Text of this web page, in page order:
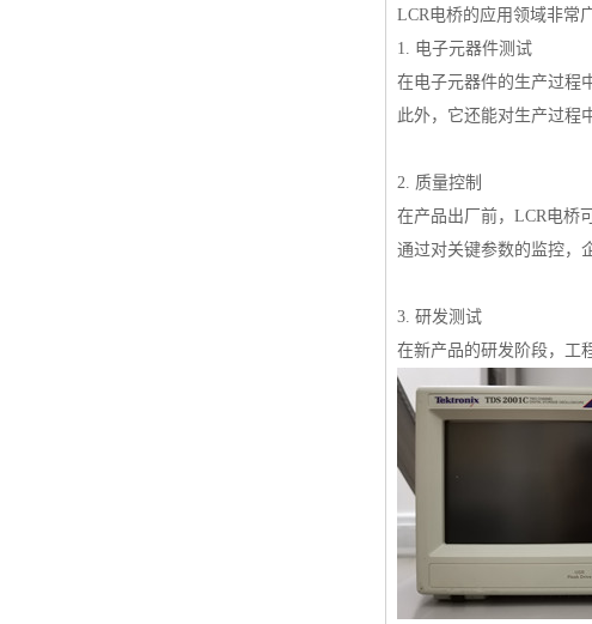
LCR电桥的应用领域非常
1. 电子元器件测试
在电子元器件的生产过程
此外，它还能对生产过程
2. 质量控制
在产品出厂前，LCR电桥
通过对关键参数的监控，
3. 研发测试
在新产品的研发阶段，工